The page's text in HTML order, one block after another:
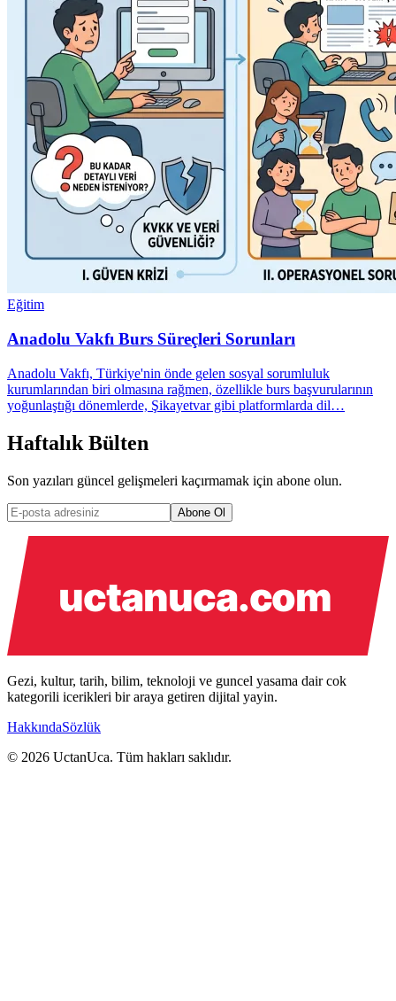
Eğitim
Anadolu Vakfı Burs Süreçleri Sorunları
Anadolu Vakfı, Türkiye'nin önde gelen sosyal sorumluluk
kurumlarından biri olmasına rağmen, özellikle burs başvurularının
yoğunlaştığı dönemlerde, Şikayetvar gibi platformlarda dil…
Haftalık Bülten
Son yazıları güncel gelişmeleri kaçırmamak için abone olun.
Abone Ol
Gezi, kultur, tarih, bilim, teknoloji ve guncel yasama dair cok
kategorili icerikleri bir araya getiren dijital yayin.
HakkındaSözlük
© 2026 UctanUca. Tüm hakları saklıdır.